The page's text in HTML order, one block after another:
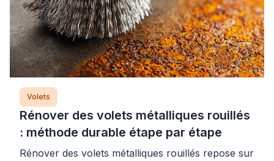
Volets
Rénover des volets métalliques rouillés
: méthode durable étape par étape
Rénover des volets métalliques rouillés repose sur